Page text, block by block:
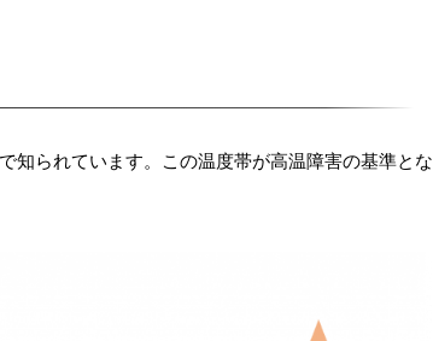
知られています。この温度帯が高温障害の基準とな